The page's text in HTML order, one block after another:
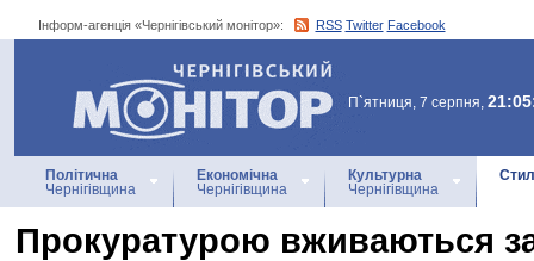
Інформ-агенція «Чернігівський монітор»: RSS Twitter Facebook
Інформ-агенція
«Чернігівський монітор»
П`ятниця, 7 серпня,
Політична
Чернігівщина
Економічна
Чернігівщина
Культурна
Чернігівщина
Прокуратурою вживаються